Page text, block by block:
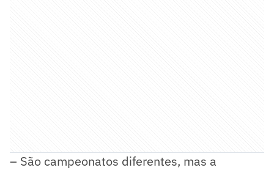
– São campeonatos diferentes, mas a